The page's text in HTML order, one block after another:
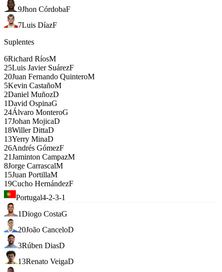
9Jhon CórdobaF
7Luis DíazF
Suplentes
6Richard RíosM
25Luis Javier SuárezF
20Juan Fernando QuinteroM
5Kevin CastañoM
2Daniel MuñozD
1David OspinaG
24Álvaro MonteroG
17Johan MojicaD
18Willer DittaD
13Yerry MinaD
26Andrés GómezF
21Jaminton CampazM
8Jorge CarrascalM
15Juan PortillaM
19Cucho HernándezF
Portugal4-2-3-1
1Diogo CostaG
20João CanceloD
3Rúben DiasD
13Renato VeigaD